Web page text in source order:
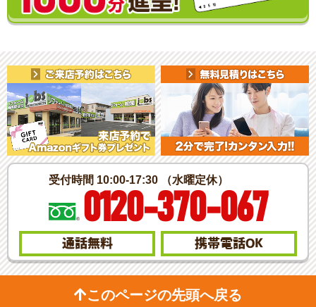
受付時間 10:00-17:30 （水曜定休）
0120-370-067
通話無料 携帯電話OK
このページの先頭へ戻る